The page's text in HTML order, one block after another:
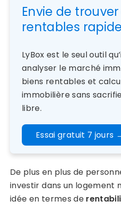
Envie de
rentables
LyBox est le seul outil
analyser le marché
biens rentables et
immobilière sans
libre.
Essai gratuit 7 jours
De plus en plus de
investir dans un logement
idée en termes de